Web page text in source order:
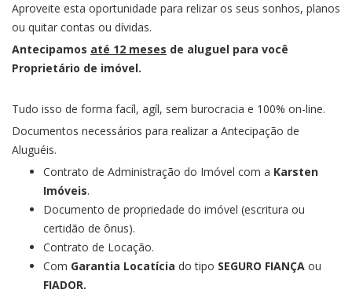
Aproveite esta oportunidade para relizar os seus sonhos, planos
ou quitar contas ou dívidas.
Antecipamos até 12 meses de aluguel para você
Proprietário de imóvel.
Tudo isso de forma facíl, agíl, sem burocracia e 100% on-line.
Documentos necessários para realizar a Antecipação de
Aluguéis.
Contrato de Administração do Imóvel com a Karsten
Imóveis.
Documento de propriedade do imóvel (escritura ou
certidão de ônus).
Contrato de Locação.
Com Garantia Locatícia do tipo SEGURO FIANÇA ou
FIADOR.